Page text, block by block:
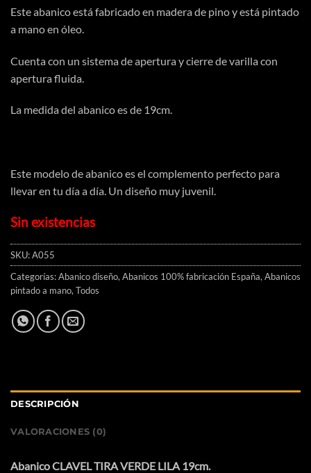
Este abanico está fabricado en madera de pino y está pintado
a mano en óleo.
Cuenta con un sistema de apertura y cierre de varilla con
apertura fluida.
La medida del abanico es de 19cm.
Este modelo de abanico es el complemento perfecto para
llevar en tu día a día. Un diseño muy juvenil.
Sin existencias
SKU:A055
Categorías:Abanico diseño, Abanicos 100% fabricación España, Abanicos
pintado a mano, Todos
DESCRIPCIÓN
VALORACIONES (0)
Abanico CLAVEL TIRA VERDE LILA 19cm.